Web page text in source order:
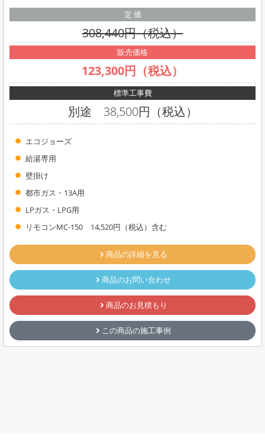
定 価
308,440円（税込）
販売価格
123,300円（税込）
標準工事費
別途 38,500円（税込）
エコジョーズ
給湯専用
壁掛け
都市ガス・13A用
LPガス・LPG用
リモコンMC-150 14,520円（税込）含む
商品の詳細を見る
商品のお問い合わせ
商品のお見積もり
この商品の施工事例